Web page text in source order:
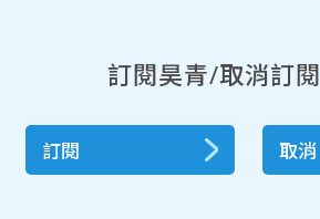
訂閱昊青/取消訂閱
訂閱 取消